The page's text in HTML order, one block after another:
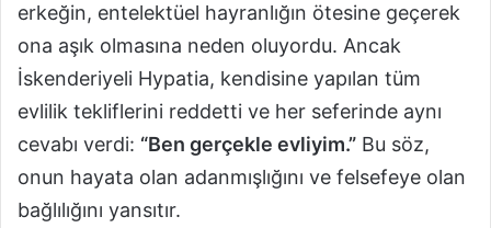
erkeğin, entelektüel hayranlığın ötesine geçerek
ona aşık olmasına neden oluyordu. Ancak
İskenderiyeli Hypatia, kendisine yapılan tüm
evlilik tekliflerini reddetti ve her seferinde aynı
cevabı verdi: “Ben gerçekle evliyim.” Bu söz,
onun hayata olan adanmışlığını ve felsefeye olan
bağlılığını yansıtır.